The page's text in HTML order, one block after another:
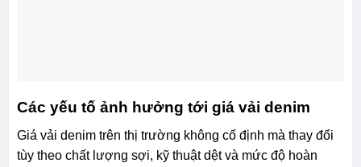
Các yếu tố ảnh hưởng tới giá vải denim
Giá vải denim trên thị trường không cố định mà thay đổi
tùy theo chất lượng sợi, kỹ thuật dệt và mức độ hoàn